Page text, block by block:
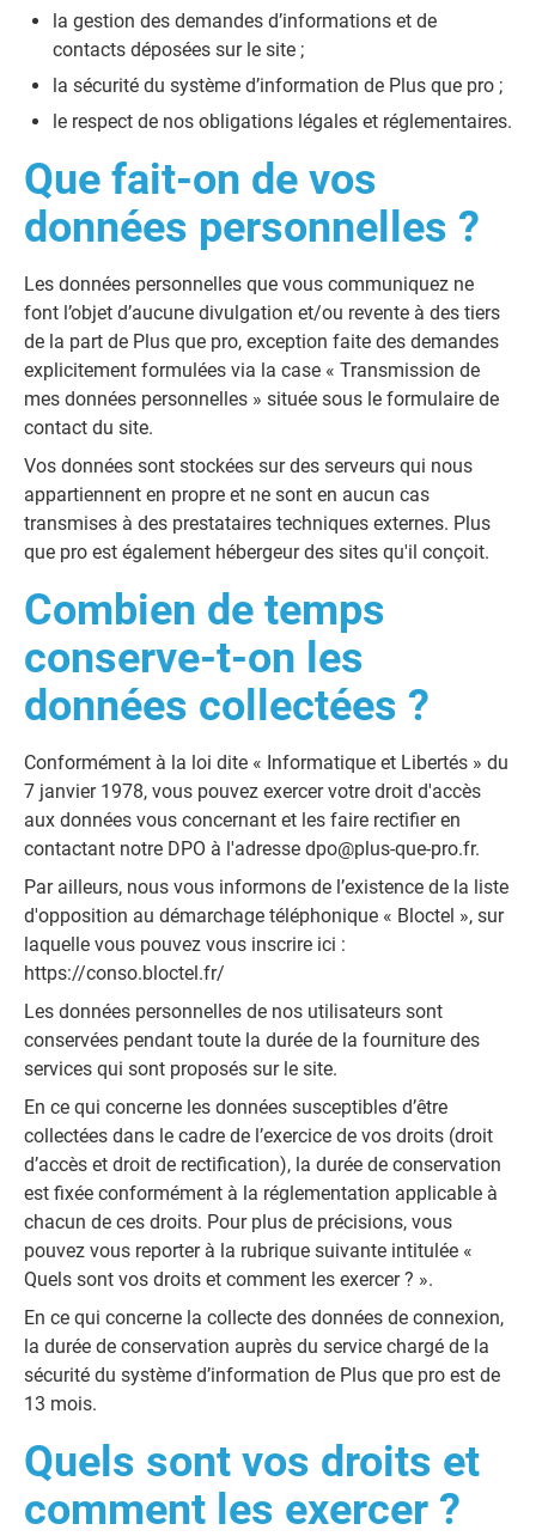
la gestion des demandes d’informations et de
contacts déposées sur le site ;
la sécurité du système d’information de Plus que pro ;
le respect de nos obligations légales et réglementaires.
Que fait-on de vos
données personnelles ?
Les données personnelles que vous communiquez ne
font l’objet d’aucune divulgation et/ou revente à des tiers
de la part de Plus que pro, exception faite des demandes
explicitement formulées via la case « Transmission de
mes données personnelles » située sous le formulaire de
contact du site.
Vos données sont stockées sur des serveurs qui nous
appartiennent en propre et ne sont en aucun cas
transmises à des prestataires techniques externes. Plus
que pro est également hébergeur des sites qu'il conçoit.
Combien de temps
conserve-t-on les
données collectées ?
Conformément à la loi dite « Informatique et Libertés » du
7 janvier 1978, vous pouvez exercer votre droit d'accès
aux données vous concernant et les faire rectifier en
contactant notre DPO à l'adresse dpo@plus-que-pro.fr.
Par ailleurs, nous vous informons de l’existence de la liste
d'opposition au démarchage téléphonique « Bloctel », sur
laquelle vous pouvez vous inscrire ici :
https://conso.bloctel.fr/
Les données personnelles de nos utilisateurs sont
conservées pendant toute la durée de la fourniture des
services qui sont proposés sur le site.
En ce qui concerne les données susceptibles d’être
collectées dans le cadre de l’exercice de vos droits (droit
d’accès et droit de rectification), la durée de conservation
est fixée conformément à la réglementation applicable à
chacun de ces droits. Pour plus de précisions, vous
pouvez vous reporter à la rubrique suivante intitulée «
Quels sont vos droits et comment les exercer ? ».
En ce qui concerne la collecte des données de connexion,
la durée de conservation auprès du service chargé de la
sécurité du système d’information de Plus que pro est de
13 mois.
Quels sont vos droits et
comment les exercer ?